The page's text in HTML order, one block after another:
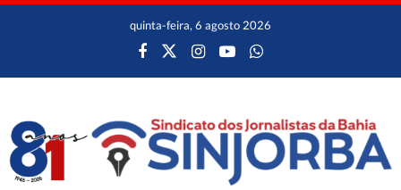
quinta-feira, 6 agosto 2026